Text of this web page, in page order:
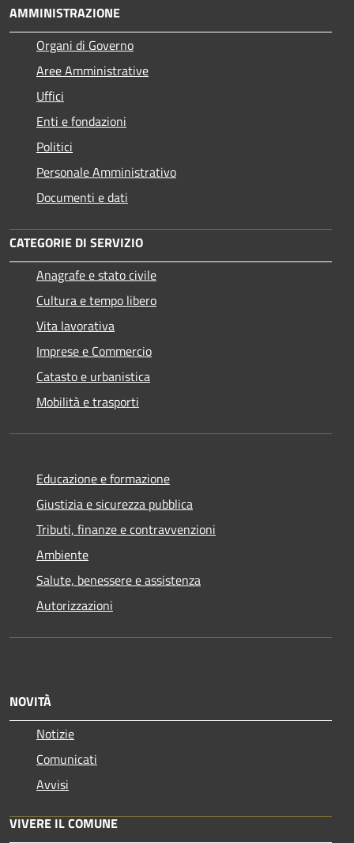
AMMINISTRAZIONE
Organi di Governo
Aree Amministrative
Uffici
Enti e fondazioni
Politici
Personale Amministrativo
Documenti e dati
CATEGORIE DI SERVIZIO
Anagrafe e stato civile
Cultura e tempo libero
Vita lavorativa
Imprese e Commercio
Catasto e urbanistica
Mobilità e trasporti
Educazione e formazione
Giustizia e sicurezza pubblica
Tributi, finanze e contravvenzioni
Ambiente
Salute, benessere e assistenza
Autorizzazioni
NOVITÀ
Notizie
Comunicati
Avvisi
VIVERE IL COMUNE